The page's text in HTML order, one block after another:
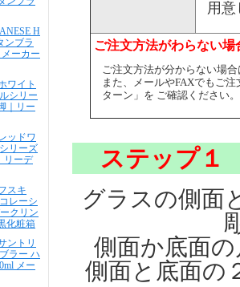
H
ンブラ
ーカー
ワイト
シリー
｜リー
ッドワ
リーズ
リーデ
スキ
レーシ
クリン
化粧箱
ントリ
ラー ハ
メー
用
ご注文方法がわらない場
ご注文方法が分からない場
また、メールやFAXでもご
ターン」を ご確認ください。
ステップ１
グラスの側面
側面か底面
側面と底面の